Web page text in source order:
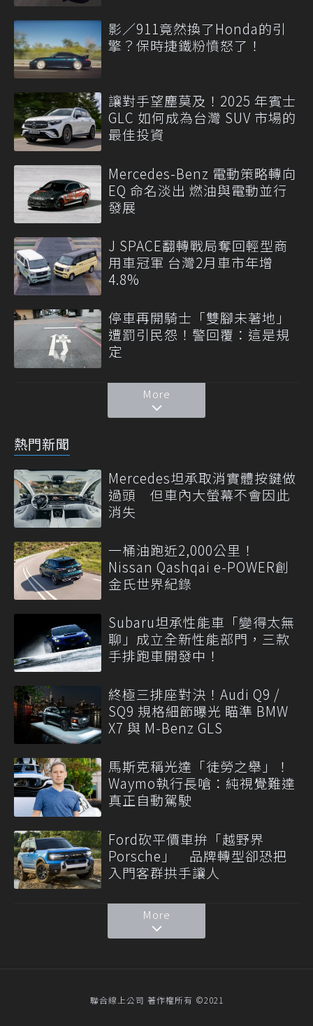
影／911竟然換了Honda的引
擎？保時捷鐵粉憤怒了！
讓對手望塵莫及！2025 年賓士
GLC 如何成為台灣 SUV 市場的
最佳投資
Mercedes-Benz 電動策略轉向
EQ 命名淡出 燃油與電動並行
發展
J SPACE翻轉戰局奪回輕型商
用車冠軍 台灣2月車市年增
4.8%
停車再開騎士「雙腳未著地」
遭罰引民怨！警回覆：這是規
定
More
熱門新聞
Mercedes坦承取消實體按鍵做
過頭 但車內大螢幕不會因此
消失
一桶油跑近2,000公里！
Nissan Qashqai e-POWER創
金氏世界紀錄
Subaru坦承性能車「變得太無
聊」成立全新性能部門，三款
手排跑車開發中！
終極三排座對決！Audi Q9 /
SQ9 規格細節曝光 瞄準 BMW
X7 與 M-Benz GLS
馬斯克稱光達「徒勞之舉」！
Waymo執行長嗆：純視覺難達
真正自動駕駛
Ford砍平價車拚「越野界
Porsche」 品牌轉型卻恐把
入門客群拱手讓人
More
聯合線上公司 著作權所有 ©2021